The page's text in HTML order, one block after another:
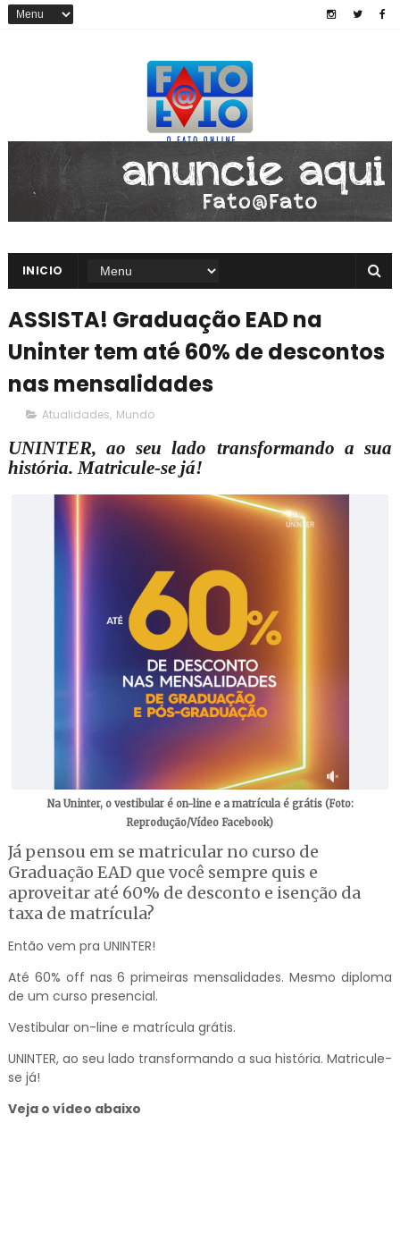
INICIO
ASSISTA! Graduação EAD na
Uninter tem até 60% de descontos
nas mensalidades
Atualidades, Mundo
UNINTER, ao seu lado transformando a sua
história. Matricule-se já!
Na Uninter, o vestibular é on-line e a matrícula é grátis (Foto:
Reprodução/Vídeo Facebook)
Já pensou em se matricular no curso de
Graduação EAD que você sempre quis e
aproveitar até 60% de desconto e isenção da
taxa de matrícula?
Então vem pra UNINTER!
Até 60% off nas 6 primeiras mensalidades. Mesmo diploma
de um curso presencial.
Vestibular on-line e matrícula grátis.
UNINTER, ao seu lado transformando a sua história. Matricule-
se já!
Veja o vídeo abaixo